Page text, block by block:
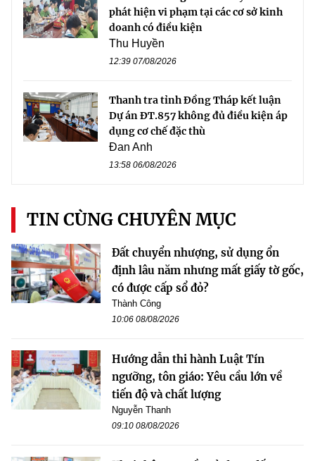
phát hiện vi phạm tại các cơ sở kinh
doanh có điều kiện
Thu Huyền
12:39 07/08/2026
Thanh tra tỉnh Đồng Tháp kết luận
Dự án ĐT.857 không đủ điều kiện áp
dụng cơ chế đặc thù
Đan Anh
13:58 06/08/2026
TIN CÙNG CHUYÊN MỤC
Đất chuyển nhượng, sử dụng ổn
định lâu năm nhưng mất giấy tờ gốc,
có được cấp sổ đỏ?
Thành Công
10:06 08/08/2026
Hướng dẫn thi hành Luật Tín
ngưỡng, tôn giáo: Yêu cầu lớn về
tiến độ và chất lượng
Nguyễn Thanh
09:10 08/08/2026